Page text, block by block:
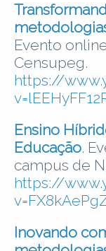
Evento
Censupeg.
https://
Ensino
Educação.
campus de
https://
Inovando